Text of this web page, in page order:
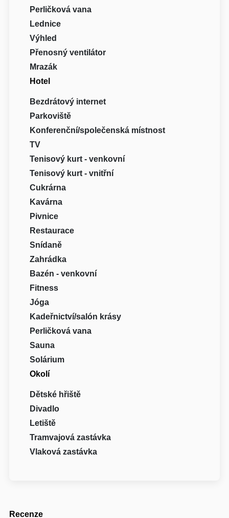
Perličková vana
Lednice
Výhled
Přenosný ventilátor
Mrazák
Hotel
Bezdrátový internet
Parkoviště
Konferenční/společenská místnost
TV
Tenisový kurt - venkovní
Tenisový kurt - vnitřní
Cukrárna
Kavárna
Pivnice
Restaurace
Snídaně
Zahrádka
Bazén - venkovní
Fitness
Jóga
Kadeřnictví/salón krásy
Perličková vana
Sauna
Solárium
Okolí
Dětské hřiště
Divadlo
Letiště
Tramvajová zastávka
Vlaková zastávka
Recenze